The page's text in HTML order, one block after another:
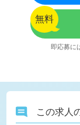
無料
即応募に
この求人